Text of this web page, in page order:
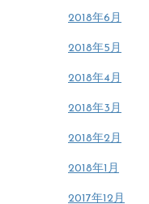
2018年6月
2018年5月
2018年4月
2018年3月
2018年2月
2018年1月
2017年12月